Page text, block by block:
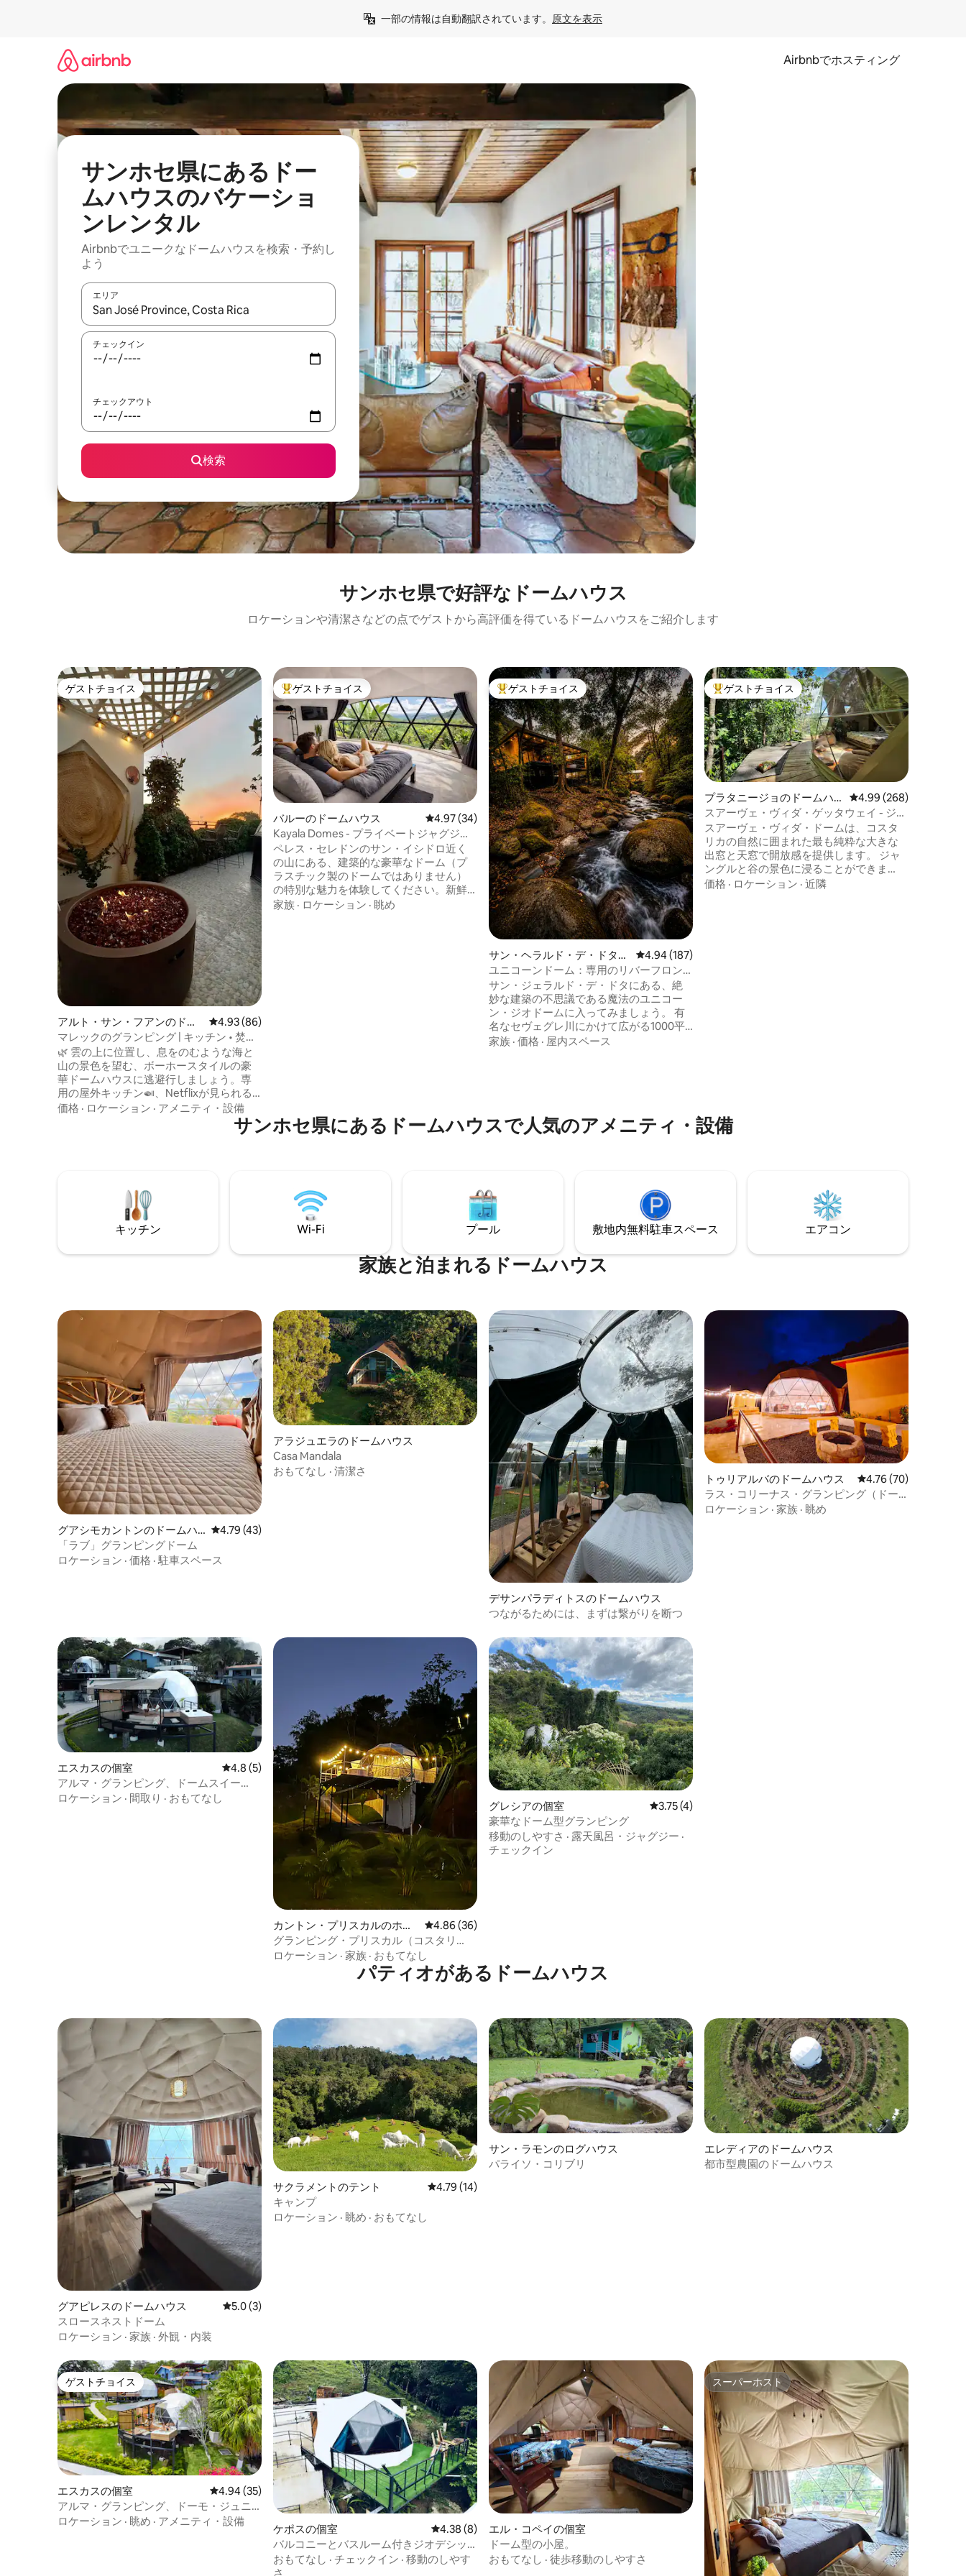
一部の情報は自動翻訳されています。 原文を表示
Airbnbでホスティング
サンホセ県にあるドー
ムハウスのバケーショ
ンレンタル
Airbnbでユニークなドームハウスを検索・予約し
よう
エリア
検索結果が表示されたら、上下の矢印キーを使って移動するか、画面をタッチまたはスワイプして検索結果を確認することができます。
チェックイン
チェックアウト
検索
サンホセ県で好評なドームハウス
ロケーションや清潔さなどの点でゲストから高評価を得ているドームハウスをご紹介します
ゲストチョイス
ゲストチョイス
アルト・サン・フアンのドー
ムハウス
レビュー86件、5つ星中4.93つ星の平均評価
4.93 (86)
マレックのグランピング | キッチン • 焚き
火台 • 映画館
🌿 雲の上に位置し、息をのむような海と
山の景色を望む、ボーホースタイルの豪
華ドームハウスに逃避行しましょう。専
用の屋外キッチン🍛、Netflixが見られる
100インチプロジェクター🍿、星空の下の
専用ガス薪ストーブ🔥をお楽しみくださ
い。標高750mで、一年中涼しい山の気候
です。最後の200mは急で、緩い岩があり
価格 · ロケーション · アメニティ・設備
大好評のゲストチョイスです。
ゲストチョイス
バルーのドームハウス レビュー34件、5つ星中4.97つ星の平均評価
4.97 (34)
Kayala Domes - プライベートジャグジ
ー、エアコン付きドーム
ペレス・セレドンのサン・イシドロ近く
の山にある、建築的な豪華なドーム（プ
ラスチック製のドームではありません）
の特別な魅力を体験してください。新鮮
な山の空気、心地よい気候、そして素晴
家族 · ロケーション · 眺め
大好評のゲストチョイスです。
ゲストチョイス
サン・ヘラルド・デ・ドタの
ドームハウス
レビュー187件、5つ星中4.94つ星の平均評価
4.94 (187)
ユニコーンドーム：専用のリバーフロン
トジャグジーバス：リラックス！
サン・ジェラルド・デ・ドタにある、絶
妙な建築の不思議である魔法のユニコー
ン・ジオドームに入ってみましょう。 有
名なセヴェグレ川にかけて広がる1000平
方フィートの壮大なデッキを誇るこの場
寂に満ちた忘れられない体験になること
間違いなしです。
家族 · 価格 · 屋内スペース
大好評のゲストチョイスです。
ゲストチョイス
プラタニージョのドームハ
ウス
レビュー268件、5つ星
4.99 (268)
スアーヴェ・ヴィダ・ゲッタウェイ - ジャ
ングル・ドーム
スアーヴェ・ヴィダ・ドームは、コスタ
リカの自然に囲まれた最も純粋な大きな
出窓と天窓で開放感を提供します。 ジャ
ングルと谷の景色に浸ることができま
す。 リビングエリアには、自然の素朴な
価格 · ロケーション · 近隣
サンホセ県にあるドームハウスで人気のアメニティ・設備
キッチン Wi-Fi プール 敷地内無料駐⁠車ス⁠ペ⁠ー⁠ス エアコン
家族と泊まれるドームハウス
グアシモカントンのドームハ
ウス
レビュー43件、5つ星中4.79つ星の平均評価
4.79 (43)
「ラブ」グランピングドーム
ロケーション · 価格 ·駐車スペース
アラジュエラのドームハウス
Casa Mandala
おもてなし · 清潔さ
デサンパラディトスのドームハウス
つながるためには、まずは繋がりを断つ
トゥリアルバのドームハウス レビュー70件、5つ
4.76 (70)
ラス・コリーナス・グランピング（ドー
ム#3）
ロケーション · 家族 · 眺め
エスカスの個室 レビュー5件、5つ星中4.8つ星の平均評価
4.8 (5)
アルマ・グランピング、ドームスイー
ト。
ロケーション · 間取り · おもてなし
カントン・プリスカルのホテ
ル客室
レビュー36件、5つ星中4.86つ星の平均評価
4.86 (36)
グランピング・プリスカル（コスタリ
カ）
ロケーション · 家族 · おもてなし
グレシアの個室 レビュー4件、5つ星中3.75つ星の平均評価
3.75 (4)
豪華なドーム型グランピング
移動のしやすさ · 露天風呂・ジャグジー ·
チェックイン
パティオがあるドームハウス
グアピレスのドームハウス レビュー3件、5つ星中5.0つ星の平均評価
5.0 (3)
スロースネストドーム
ロケーション · 家族 · 外観・内装
サクラメントのテント レビュー14件、5つ星中4.79つ星の平均評価
4.79 (14)
キャンプ
ロケーション · 眺め · おもてなし
サン・ラモンのログハウス
パライソ・コリブリ
エレディアのドームハウス
都市型農園のドームハウス
ゲストチョイス
ゲストチョイス
エスカスの個室 レビュー35件、5つ星中4.94つ星の平均評価
4.94 (35)
アルマ・グランピング、ドーモ・ジュニ
アスイート。
ロケーション · 眺め · アメニティ・設備
ケポスの個室 レビュー8件、5つ星中4.38つ星の平均評価
4.38 (8)
バルコニーとバスルーム付きジオデシッ
クドームN*1
おもてなし · チェックイン · 移動のしやす
さ
エル・コペイの個室
ドーム型の小屋。
おもてなし · 徒歩移動のしやすさ
スーパーホスト
スーパーホスト